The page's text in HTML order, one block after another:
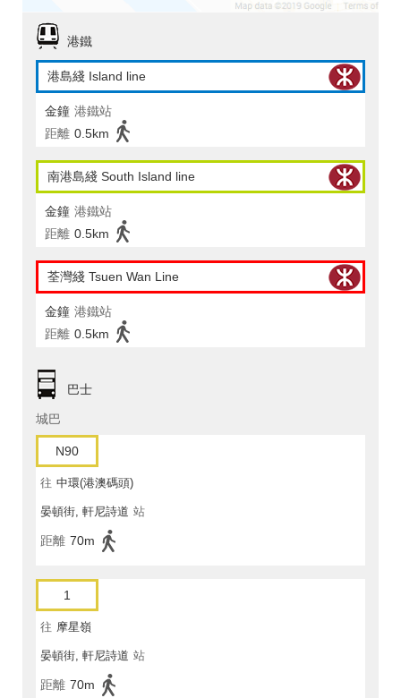
港鐵
港島綫 Island line
金鐘 港鐵站
距離 0.5km
南港島綫 South Island line
金鐘 港鐵站
距離 0.5km
荃灣綫 Tsuen Wan Line
金鐘 港鐵站
距離 0.5km
巴士
城巴
N90
往 中環(港澳碼頭)
晏頓街, 軒尼詩道 站
距離 70m
1
往 摩星嶺
晏頓街, 軒尼詩道 站
距離 70m